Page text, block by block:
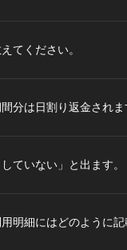
てください。
分は日割り返金されま
ていない」と出ます。
明細にはどのように記